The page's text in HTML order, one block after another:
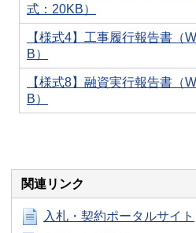
式：20KB）
【様式4】工事履行報告書（
B）
【様式8】融資実行報告書（
B）
関連リンク
入札・契約ポータルサイト